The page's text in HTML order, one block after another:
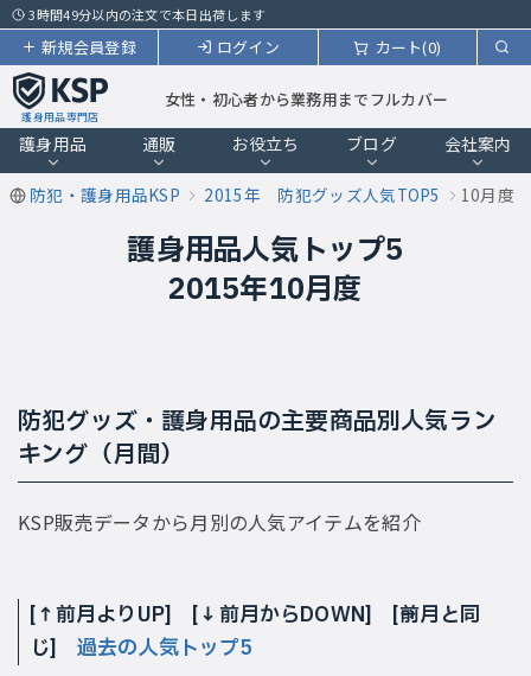
3時間49分以内の注文で本日出荷します
カート(0)
ログイン
新規会員登録
護身用品専門店
女性・初心者から業務用までフルカバー
護身用品 通販 お役立ち ブログ 会社案内
防犯・護身用品KSP 2015年 防犯グッズ人気TOP5 10月度
護身用品人気トップ5
2015年10月度
防犯グッズ・護身用品の主要商品別人気ラン
キング（月間）
KSP販売データから月別の人気アイテムを紹介
[↑前月よりUP] [↓ 前月からDOWN] [前月と同
じ]過去の人気トップ5